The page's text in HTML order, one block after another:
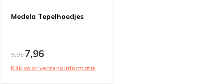
Medela Tepelhoedjes
9,957,96
Klik voor verzendinformatie